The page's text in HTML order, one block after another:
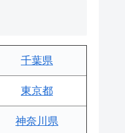
千葉県
東京都
神奈川県